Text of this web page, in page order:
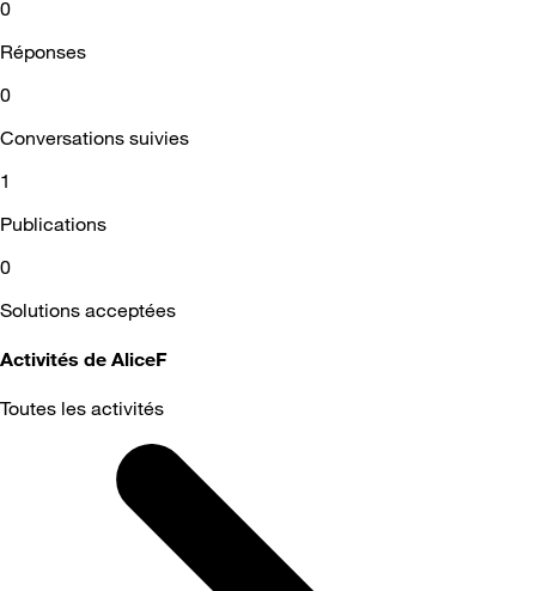
0
Réponses
0
Conversations suivies
1
Publications
0
Solutions acceptées
Activités de AliceF
Toutes les activités